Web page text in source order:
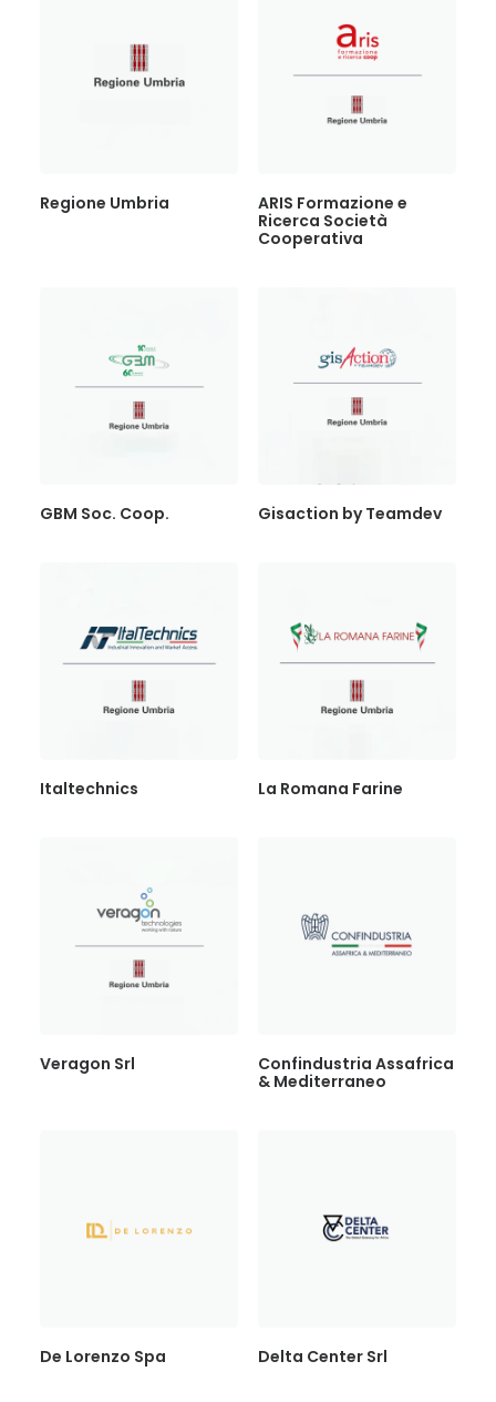
Regione Umbria
ARIS Formazione e
Ricerca Società
Cooperativa
GBM Soc. Coop. Gisaction by Teamdev
Italtechnics La Romana Farine
Veragon Srl
Confindustria Assafrica
& Mediterraneo
De Lorenzo Spa Delta Center Srl